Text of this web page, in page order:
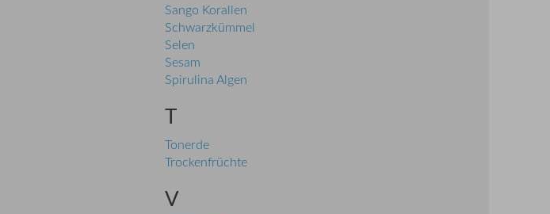
Sango Korallen
Schwarzkümmel
Selen
Sesam
Spirulina Algen
T
Tonerde
Trockenfrüchte
V